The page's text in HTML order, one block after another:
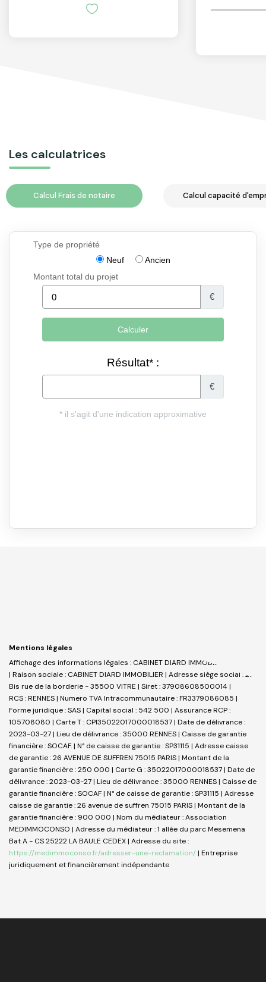
Les calculatrices
Calcul Frais de notaire Calcul capacité
Mentions légales
Affichage des informations légales : CABINET DIARD IMMOBILIER _ VITRE
| Raison sociale : CABINET DIARD IMMOBILIER | Adresse siège social : 23
Bis rue de la borderie - 35500 VITRE | Siret : 37908608500014 |
RCS : RENNES | Numero TVA Intracommunautaire : FR3379086085 |
Forme juridique : SAS | Capital social : 542 500 | Assurance RCP :
105708080 | Carte T : CPI35022017000018537 | Date de délivrance :
2023-03-27 | Lieu de délivrance : 35000 RENNES | Caisse de garantie
financière : SOCAF. | N° de caisse de garantie : SP31115 | Adresse caisse
de garantie : 26 AVENUE DE SUFFREN 75015 PARIS | Montant de la
garantie financière : 250 000 | Carte G : 35022017000018537 | Date de
délivrance : 2023-03-27 | Lieu de délivrance : 35000 RENNES | Caisse de
garantie financière : SOCAF | N° de caisse de garantie : SP31115 | Adresse
caisse de garantie : 26 avenue de suffren 75015 PARIS | Montant de la
garantie financière : 900 000 | Nom du médiateur : Association
MEDIMMOCONSO | Adresse du médiateur : 1 allée du parc Mesemena
Bat A - CS 25222 LA BAULE CEDEX | Adresse du site :
https://medimmoconso.fr/adresser-une-reclamation/| Entreprise
juridiquement et financièrement indépendante